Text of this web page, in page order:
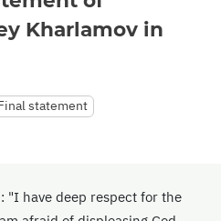
Kharlamov in
statement
"I have deep respect for the